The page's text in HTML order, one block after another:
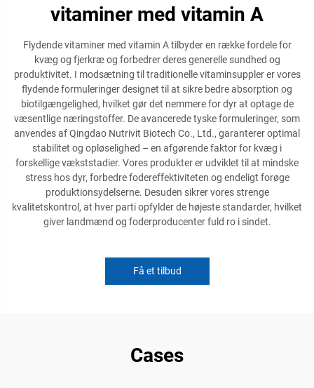
vitaminer med vitamin A
Flydende vitaminer med vitamin A tilbyder en række fordele for
kvæg og fjerkræ og forbedrer deres generelle sundhed og
produktivitet. I modsætning til traditionelle vitaminsuppler er vores
flydende formuleringer designet til at sikre bedre absorption og
biotilgængelighed, hvilket gør det nemmere for dyr at optage de
væsentlige næringstoffer. De avancerede tyske formuleringer, som
anvendes af Qingdao Nutrivit Biotech Co., Ltd., garanterer optimal
stabilitet og opløselighed – en afgørende faktor for kvæg i
forskellige vækststadier. Vores produkter er udviklet til at mindske
stress hos dyr, forbedre fodereffektiviteten og endeligt forøge
produktionsydelserne. Desuden sikrer vores strenge
kvalitetskontrol, at hver parti opfylder de højeste standarder, hvilket
giver landmænd og foderproducenter fuld ro i sindet.
Få et tilbud
Cases